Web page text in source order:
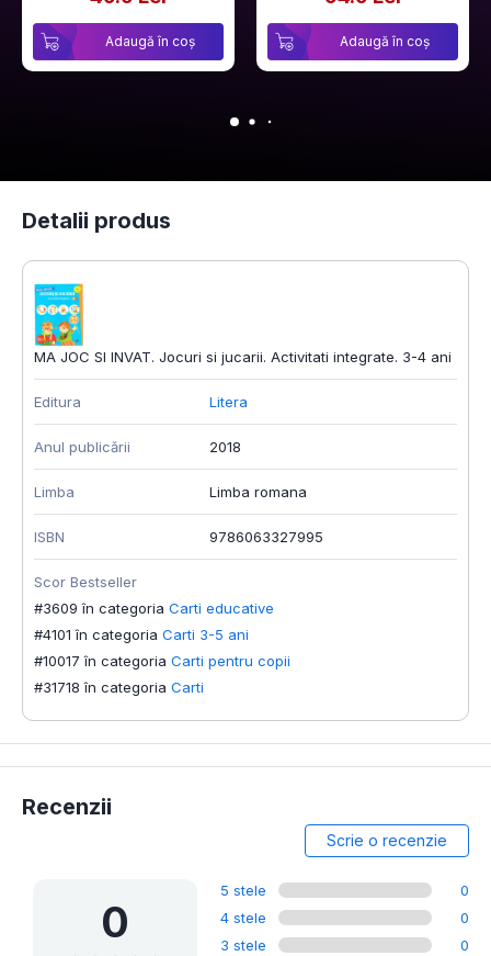
Adaugă în coș Adaugă în coș
Detalii produs
MA JOC SI INVAT. Jocuri si jucarii. Activitati integrate. 3-4 ani
Editura Litera
Anul publicării 2018
Limba Limba romana
ISBN 9786063327995
Scor Bestseller
#3609 în categoria Carti educative
#4101 în categoria Carti 3-5 ani
#10017 în categoria Carti pentru copii
#31718 în categoria Carti
Recenzii
Scrie o recenzie
0
5 stele
0
4 stele
0
3 stele
0